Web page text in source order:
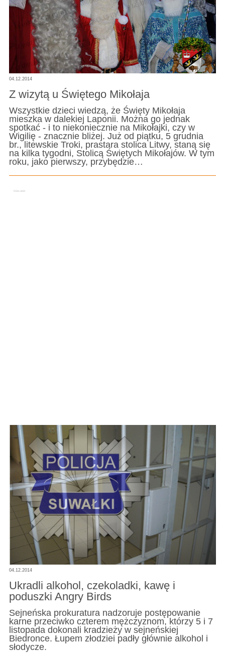
04.12.2014
Z wizytą u Świętego Mikołaja
Wszystkie dzieci wiedzą, że Święty Mikołaja
mieszka w dalekiej Laponii. Można go jednak
spotkać - i to niekoniecznie na Mikołajki, czy w
Wigilię - znacznie bliżej. Już od piątku, 5 grudnia
br., litewskie Troki, prastara stolica Litwy, staną się
na kilka tygodni, Stolicą Świętych Mikołajów. W tym
roku, jako pierwszy, przybędzie…
04.12.2014
Ukradli alkohol, czekoladki, kawę i
poduszki Angry Birds
Sejneńska prokuratura nadzoruje postępowanie
karne przeciwko czterem mężczyznom, którzy 5 i 7
listopada dokonali kradzieży w sejneńskiej
Biedronce. Łupem złodziei padły głównie alkohol i
słodycze.